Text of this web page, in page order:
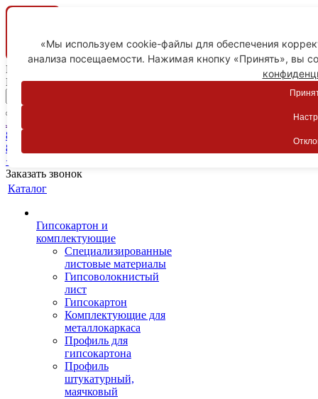
Ваш город
Пятигорск
Личный кабинет
8-800-775-59-89
8-800-775-59-89
+7 918 754-83-77
Заказать звонок
Каталог
Гипсокартон и
комплектующие
Специализированные
листовые материалы
Гипсоволокнистый
лист
Гипсокартон
Комплектующие для
металлокаркаса
Профиль для
гипсокартона
Профиль
штукатурный,
маячковый
«Мы используем cookie-файлы для обеспечения
анализа посещаемости. Нажимая кнопку «Принять», вы